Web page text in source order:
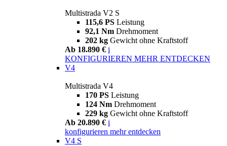
Multistrada V2 S
115,6 PS Leistung
92,1 Nm Drehmoment
202 kg Gewicht ohne Kraftstoff
Ab 18.890 € i
KONFIGURIEREN MEHR ENTDECKEN
V4
Multistrada V4
170 PS Leistung
124 Nm Drehmoment
229 kg Gewicht ohne Kraftstoff
Ab 20.890 € i
konfigurieren mehr entdecken
V4 S